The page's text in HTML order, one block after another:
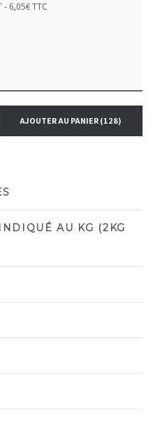
- 6,05€TTC
AJOUTER AU PANIER (128)
AU KG (2KG